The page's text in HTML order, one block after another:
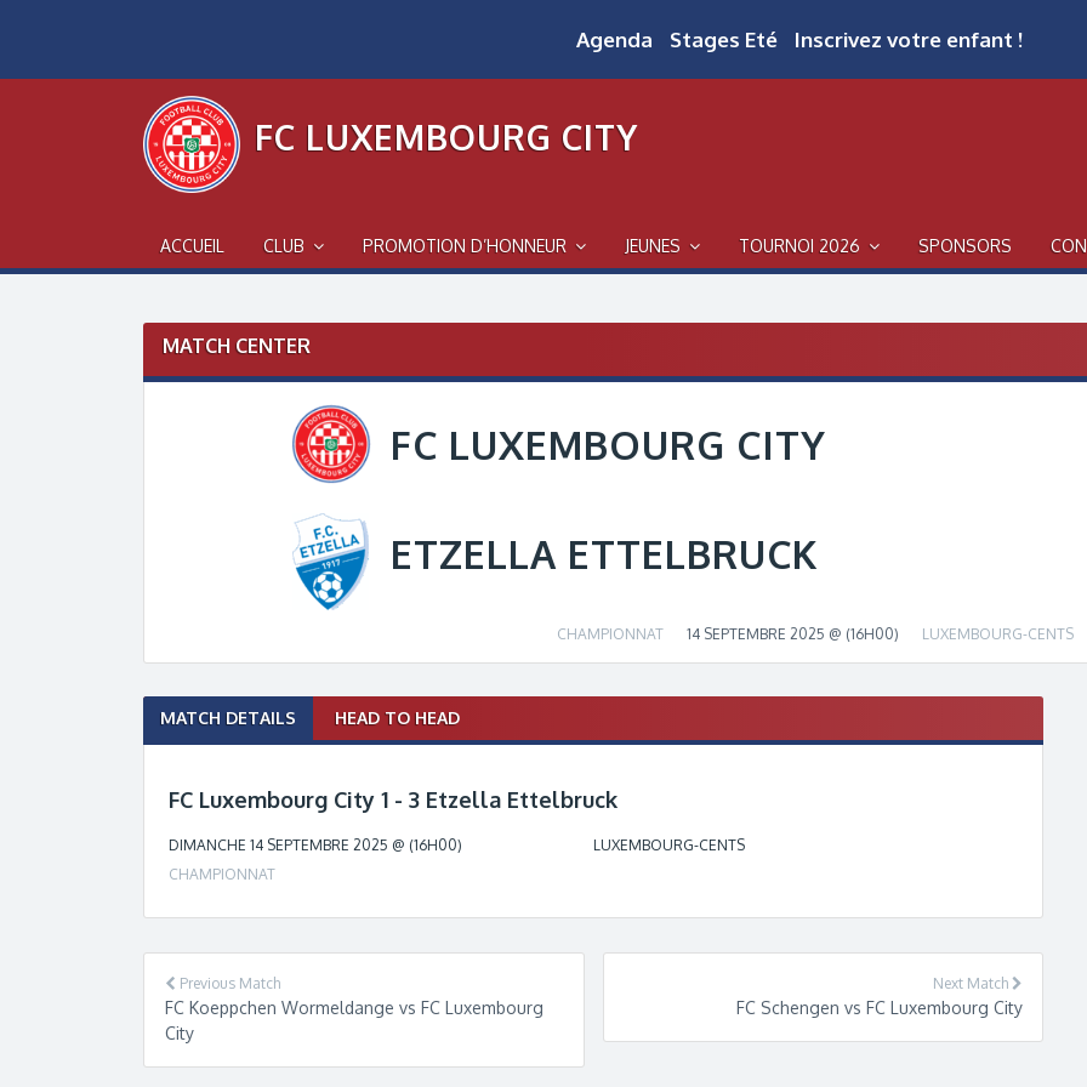
Agenda Stages Eté Inscrivez votre enfant !
FC LUXEMBOURG CITY
ACCUEIL CLUB PROMOTION D’HONNEUR JEUNES TOURNOI 2026 SPONSORS
MATCH CENTER
FC LUXEMBOURG CITY
ETZELLA ETTELBRUCK
CHAMPIONNAT 14 SEPTEMBRE 2025 @ (16H00) LUXEMBOURG-CENTS
MATCH DETAILS HEAD TO HEAD
FC Luxembourg City 1 - 3 Etzella Ettelbruck
DIMANCHE 14 SEPTEMBRE 2025 @ (16H00)
CHAMPIONNAT
LUXEMBOURG-CENTS
Match
navigation
Previous Match
FC Koeppchen Wormeldange vs FC Luxembourg
City
Next Match
FC Schengen vs FC Luxembourg City